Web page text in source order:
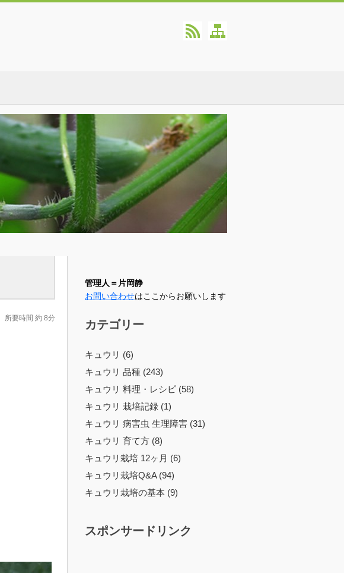
所要時間 約 8分
管理人＝片岡静
お問い合わせはここからお願いします
カテゴリー
キュウリ (6)
キュウリ 品種 (243)
キュウリ 料理・レシピ (58)
キュウリ 栽培記録 (1)
キュウリ 病害虫 生理障害 (31)
キュウリ 育て方 (8)
キュウリ栽培 12ヶ月 (6)
キュウリ栽培Q&A (94)
キュウリ栽培の基本 (9)
スポンサードリンク